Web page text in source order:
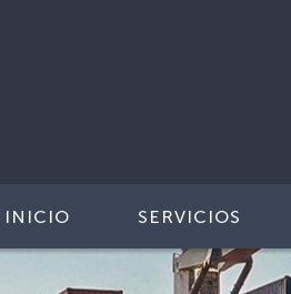
INICIO SERVICIOS